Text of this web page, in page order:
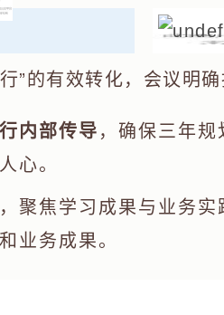
”的有效转化，会议明
内部传导，确保三年
心。
，聚焦学习成果与业务
业务成果。